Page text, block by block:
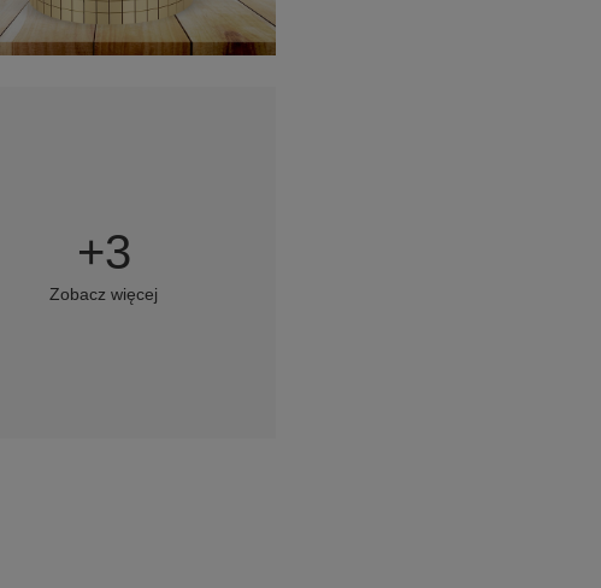
+3
Zobacz więcej